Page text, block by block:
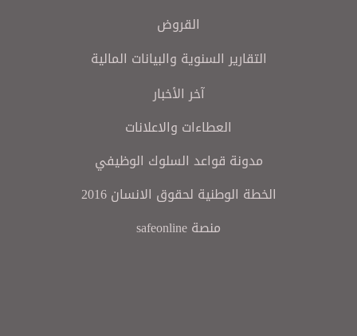
القروض
التقارير السنوية والبيانات المالية
آخر الأخبار
العطاءات والاعلانات
مدونة قواعد السلوك الوظيفي
الخطة الوطنية لحقوق الانسان 2016
منصة safeonline